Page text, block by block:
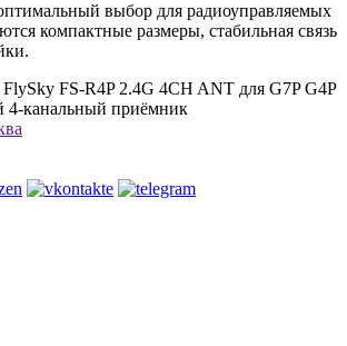
выбор для радиоуправляемых
компактные размеры, стабильная связь
FS-R4P 2.4G 4CH ANT для G7P G4P
4-канальный приёмник